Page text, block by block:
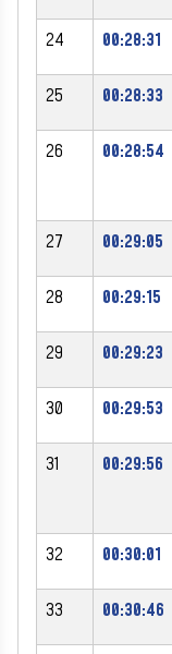
24 00:28:31
25 00:28:33
26 00:28:54
27 00:29:05
28 00:29:15
29 00:29:23
30 00:29:53
31 00:29:56
32 00:30:01
33 00:30:46